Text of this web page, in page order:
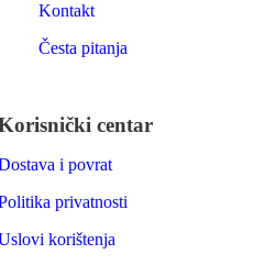
Kontakt
Česta pitanja
centar
i povrat
privatnosti
korištenja